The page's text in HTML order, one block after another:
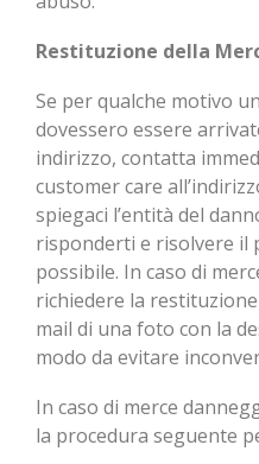
Restituzione della
Se per qualche motivo
dovessero essere
indirizzo, contatta
customer care
spiegaci l’entità del
risponderti e risolvere il
possibile. In caso di
richiedere la
mail di una foto con la
modo da evitare
In caso di merce
la procedura seguente